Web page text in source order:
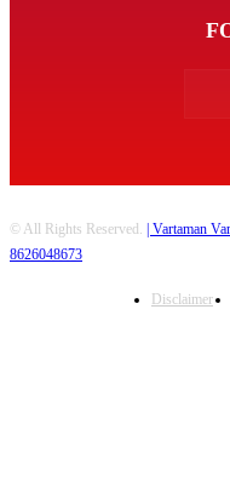
© All Rights Reserved. | Vartaman
8626048673
Disclaimer